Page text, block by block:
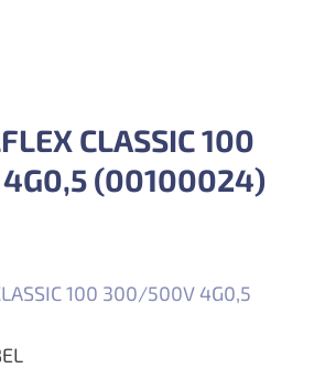
CLASSIC 100
(00100024)
100 300/500V 4G0,5